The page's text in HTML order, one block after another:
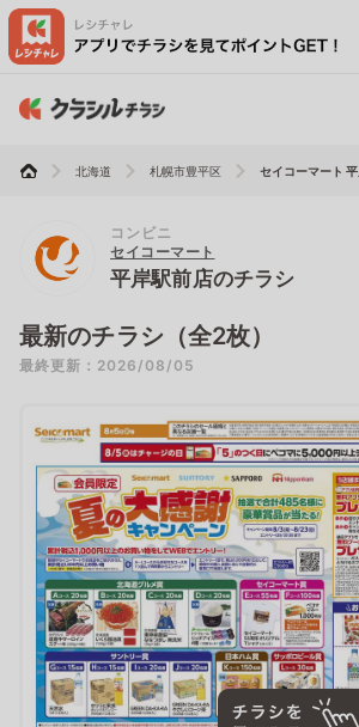
北海道 札幌市豊平区 セイコーマート
コンビニ
セイコーマート
平岸駅前店のチラシ
最新のチラシ（全2枚）
最終更新：2026/08/05